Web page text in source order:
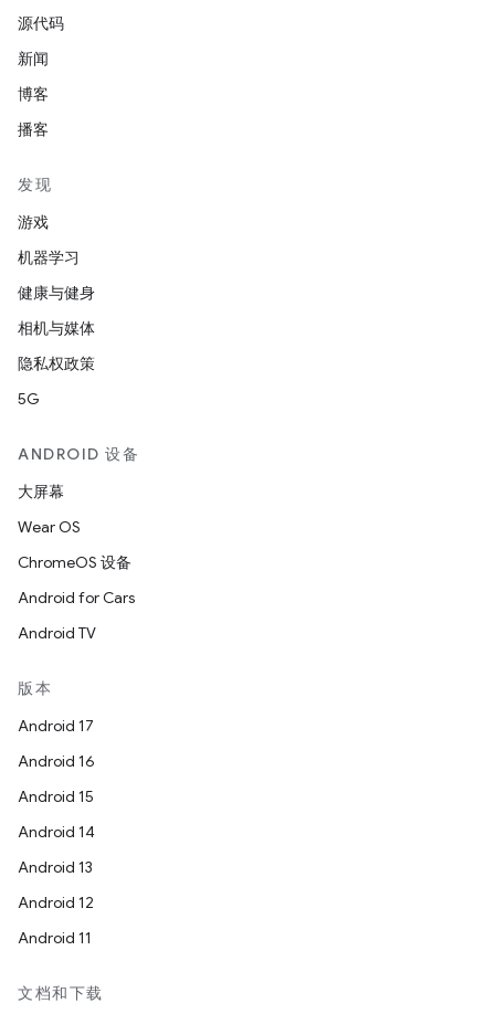
源代码
新闻
博客
播客
发现
游戏
机器学习
健康与健身
相机与媒体
隐私权政策
5G
ANDROID 设备
大屏幕
Wear OS
ChromeOS 设备
Android for Cars
Android TV
版本
Android 17
Android 16
Android 15
Android 14
Android 13
Android 12
Android 11
文档和下载